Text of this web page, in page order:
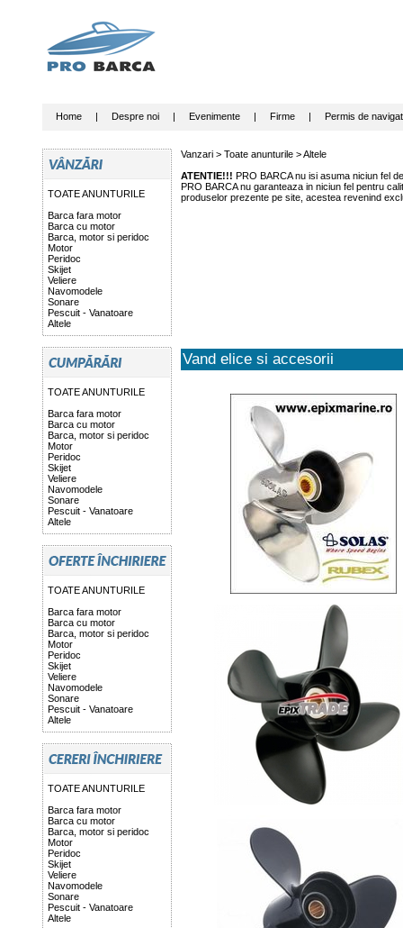
Home| Despre noi| Evenimente| Firme| Permis de
TOATE ANUNTURILE
Barca fara motor
Barca cu motor
Barca, motor si peridoc
Motor
Peridoc
Skijet
Veliere
Navomodele
Sonare
Pescuit - Vanatoare
Altele
TOATE ANUNTURILE
Barca fara motor
Barca cu motor
Barca, motor si peridoc
Motor
Peridoc
Skijet
Veliere
Navomodele
Sonare
Pescuit - Vanatoare
Altele
TOATE ANUNTURILE
Barca fara motor
Barca cu motor
Barca, motor si peridoc
Motor
Peridoc
Skijet
Veliere
Navomodele
Sonare
Pescuit - Vanatoare
Altele
TOATE ANUNTURILE
Barca fara motor
Barca cu motor
Barca, motor si peridoc
Motor
Peridoc
Skijet
Veliere
Navomodele
Sonare
Pescuit - Vanatoare
Altele
Vanzari > Toate anunturile>Altele
ATENTIE!!! PRO BARCA nu isi asuma niciun fel
PRO BARCA nu garanteaza in niciun fel pentru
produselor prezente pe site, acestea revenind
Vand elice si accesorii